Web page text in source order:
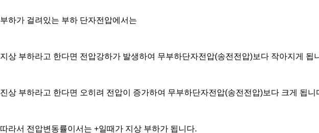
부하가 걸려있는 부하 단자전압에서는
지상 부하라고 한다면 전압강하가 발생하여 무부하단자전압(송전전압)보다 작아지게 됩
진상 부하라고 한다면 오히려 전압이 증가하여 무부하단자전압(송전전압)보다 크게 됩니
따라서 전압변동률이서는 +일때가 지상 부하가 됩니다.